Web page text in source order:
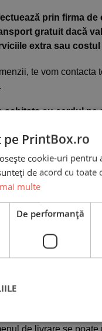
prin firma
gratuit dacă
extra sau
te vom
achitate cu cardul pe
de livrare prin
expediate în ziua
și confirmată luni
și confirmate joi
vineri, sâmbătă și
care, din motive
de livrare se
pe PrintBox.ro
cookie-uri
de acord cu
multe
De performanță